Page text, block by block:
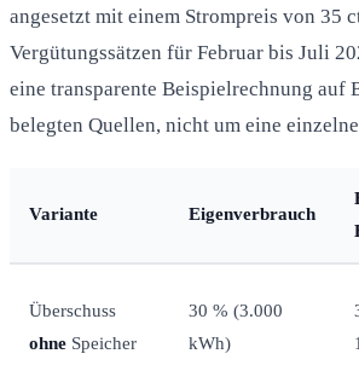
angesetzt mit einem Strompreis von 35
Vergütungssätzen für Februar bis Juli
eine transparente Beispielrechnung auf
belegten Quellen, nicht um eine
Variante Eigenverbrauch
Überschuss
ohne Speicher
30 % (3.000
kWh)